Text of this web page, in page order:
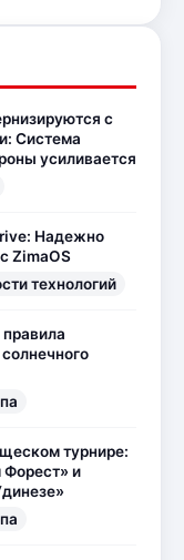
с
Система
усиливается
Надежно
ZimaOS
технологий
турнире:
Форест» и